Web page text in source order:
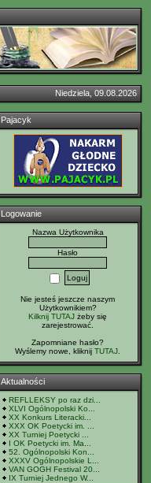
Niedziela, 09.08.2026
Pajacyk
Logowanie
Nazwa Użytkownika
Hasło
Nie jesteś jeszcze naszym
Użytkownikiem?
Kilknij TUTAJ żeby się
zarejestrować.
Zapomniane hasło?
Wyślemy nowe, kliknij TUTAJ
Aktualności
REFLLEKSY po raz dzi...
XLVI Ogólnopolski Ko...
XX Konkurs Literacki...
XXX OK Poetycki im. ...
XX Turniej Poetycki ...
I OK Poetycki im. Ma...
52. Ogólnopolski Kon...
XXXV Ogólnopolskie L...
VAN GOGH Festival 20...
IX Turniej Jednego W...